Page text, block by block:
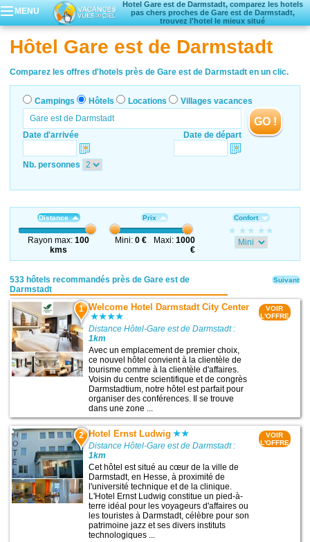
MENU
Hotel Gare est de Darmstadt, comparez les hotels
pas chers proches de Gare est de Darmstadt,
trouvez l'hotel le mieux situé
Hôtels
Hôtel Gare est de Darmstadt
Comparez les offres d'hotels près de Gare est de Darmstadt en un clic.
Campings Hôtels Locations Villages vacances
Date d'arrivée Date de départ
GO !
Nb. personnes
Distance
Rayon max:100
kms
Prix
Mini: 0 € Maxi:1000
€
Confort
533 hôtels recommandés près de Gare est de
Darmstadt
1 Welcome Hotel Darmstadt City Center
Distance Hôtel-Gare est de Darmstadt :
1km
Avec un emplacement de premier choix,
ce nouvel hôtel convient à la clientèle de
tourisme comme à la clientèle d'affaires.
Voisin du centre scientifique et de congrès
Darmstadtium, notre hôtel est parfait pour
organiser des conférences. Il se trouve
dans une zone ...
VOIR
L'OFFRE
2 Hotel Ernst Ludwig
Distance Hôtel-Gare est de Darmstadt :
1km
Cet hôtel est situé au cœur de la ville de
Darmstadt, en Hesse, à proximité de
l'université technique et de la clinique.
L'Hotel Ernst Ludwig constitue un pied-à-
terre idéal pour les voyageurs d'affaires ou
les touristes à Darmstadt, célèbre pour son
patrimoine jazz et ses divers instituts
technologiques ...
VOIR
L'OFFRE
Suivant